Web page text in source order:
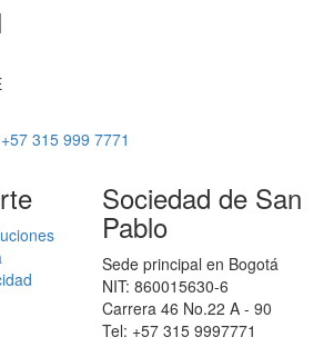
+57 315 999 7771
Sociedad de San
Pablo
Sede principal en Bogotá
NIT: 860015630-6
Carrera 46 No.22 A - 90
Tel: +57 315 9997771